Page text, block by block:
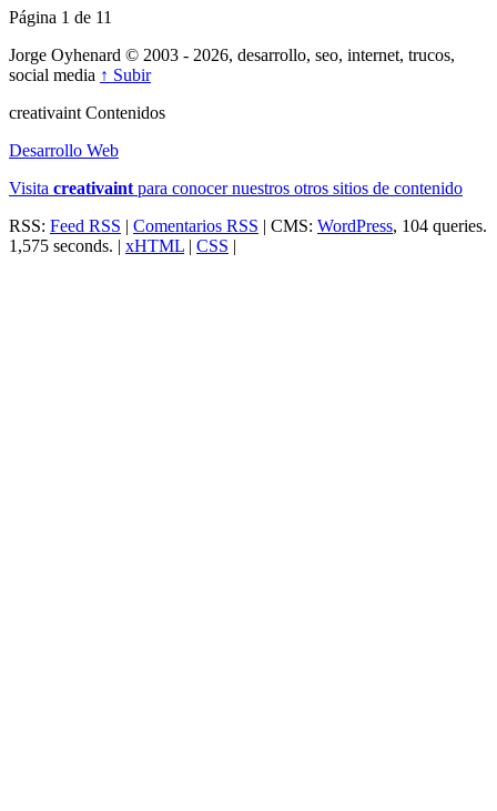
Página 1 de 11
Jorge Oyhenard © 2003 - 2026, desarrollo, seo, internet, trucos,
social media ↑ Subir
creativaint Contenidos
Desarrollo Web
Visita creativaint para conocer nuestros otros sitios de contenido
RSS: Feed RSS | Comentarios RSS | CMS: WordPress, 104 queries.
1,575 seconds. | xHTML | CSS |